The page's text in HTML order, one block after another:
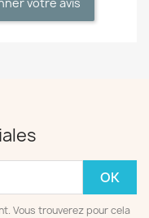
Vous trouverez pour cela